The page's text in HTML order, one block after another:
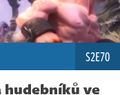
S2E70
hudebníků ve